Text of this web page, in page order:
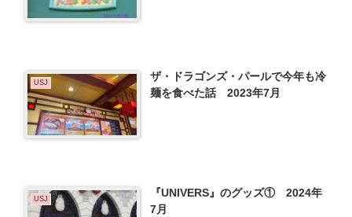
USJ
ザ・ドラゴンズ・パールで今年も冷
麺を食べた話 2023年7月
USJ
『UNIVERS』のグッズ① 2024年
7月